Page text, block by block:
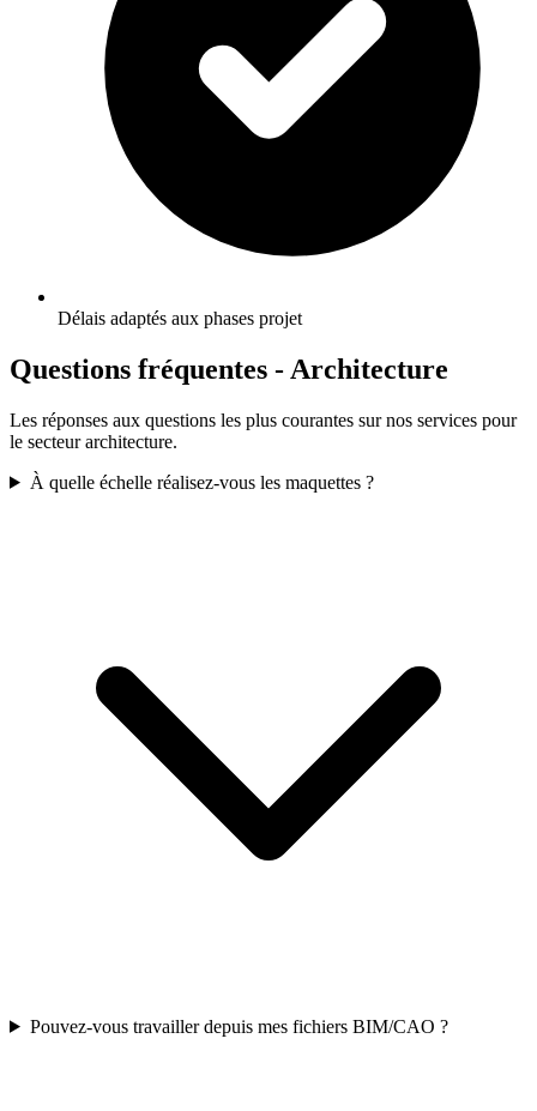
Délais adaptés aux phases projet
Questions fréquentes - Architecture
Les réponses aux questions les plus courantes sur nos services pour
le secteurarchitecture.
À quelle échelle réalisez-vous les maquettes ?
Pouvez-vous travailler depuis mes fichiers BIM/CAO ?